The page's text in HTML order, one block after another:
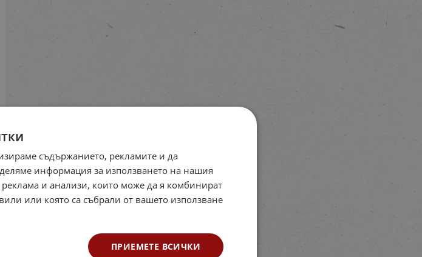
съдържанието, рекламите и да
информация за използването на нашия
и анализи, които може да я комбинират
или която са събрали от вашето използване
ПРИЕМЕТЕ ВСИЧКИ